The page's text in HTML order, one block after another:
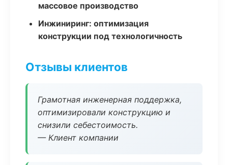
массовое производство
Инжиниринг: оптимизация
конструкции под технологичность
Отзывы клиентов
Грамотная инженерная поддержка,
оптимизировали конструкцию и
снизили себестоимость.
— Клиент компании